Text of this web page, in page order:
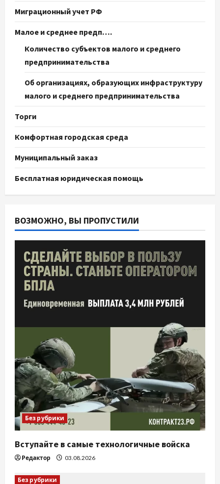
Миграционный учет РФ
Малое и среднее предп….
Количество субъектов малого и среднего
предпринимательства
Об организациях, образующих инфраструктуру
малого и среднего предпринимательства
Торги
Комфортная городская среда
Муниципальный заказ
Бесплатная юридическая помощь
ВОЗМОЖНО, ВЫ ПРОПУСТИЛИ
Без рубрики
Вступайте в самые технологичные войска
Редактор 03.08.2026
Без рубрики